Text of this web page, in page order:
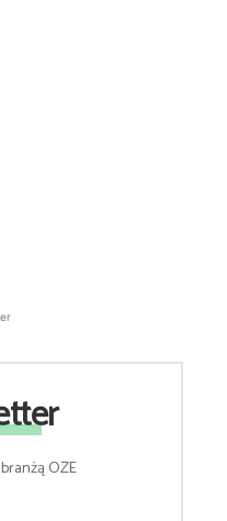
OZE